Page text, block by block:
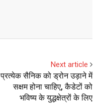
Next article
प्रत्येक सैनिक को ड्रोन उड़ाने में
सक्षम होना चाहिए, कैडेटों को
भविष्य के युद्धक्षेत्रों के लिए